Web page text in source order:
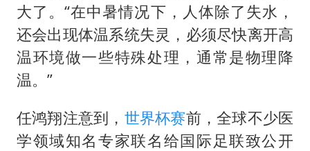
大了。“在中暑情况下，人体除了失水，
还会出现体温系统失灵，必须尽快离开高
温环境做一些特殊处理，通常是物理降
温。”
任鸿翔注意到， 世界杯赛前，全球不少医
学领域知名专家联名给国际足联致公开